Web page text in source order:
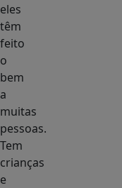
eles
têm
feito
o
bem
a
muitas
pessoas.
Tem
crianças
e